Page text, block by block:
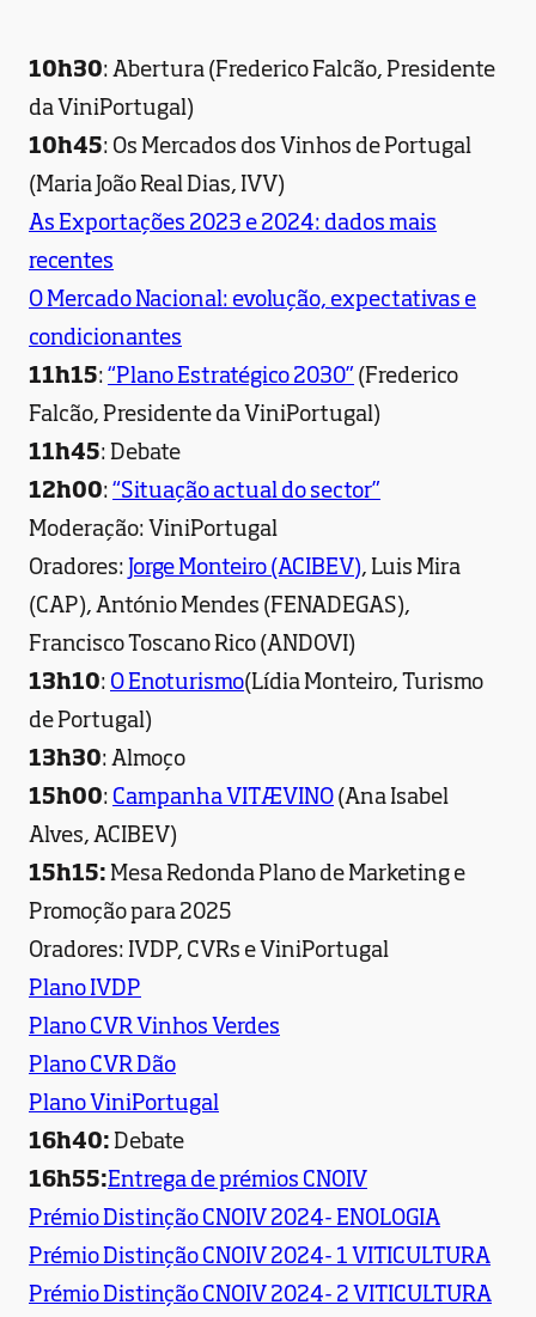
10h30: Abertura (Frederico Falcão, Presidente
da ViniPortugal)
10h45: Os Mercados dos Vinhos de Portugal
(Maria João Real Dias, IVV)
As Exportações 2023 e 2024: dados mais
recentes
O Mercado Nacional: evolução, expectativas e
condicionantes
11h15:“Plano Estratégico 2030” (Frederico
Falcão, Presidente da ViniPortugal)
11h45: Debate
12h00:“Situação actual do sector”
Moderação: ViniPortugal
Oradores:Jorge Monteiro (ACIBEV), Luis Mira
(CAP), António Mendes (FENADEGAS),
Francisco Toscano Rico (ANDOVI)
13h10: O Enoturismo(Lídia Monteiro, Turismo
de Portugal)
13h30: Almoço
15h00: Campanha VITÆVINO(Ana Isabel
Alves, ACIBEV)
15h15:Mesa Redonda Plano de Marketing e
Promoção para 2025
Oradores: IVDP, CVRs e ViniPortugal
Plano IVDP
Plano CVR Vinhos Verdes
Plano CVR Dão
Plano ViniPortugal
16h40:Debate
16h55:Entrega de prémios CNOIV
Prémio Distinção CNOIV 2024- ENOLOGIA
Prémio Distinção CNOIV 2024- 1 VITICULTURA
Prémio Distinção CNOIV 2024- 2 VITICULTURA